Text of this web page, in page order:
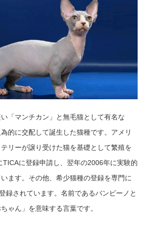
「マンチカン」と無毛猫として有名な
為的に交配して誕生した猫種です。アメリ
リーが譲り受けた猫を基礎として繁殖を
に登録申請し、翌年の2006年に実験的
ます。その他、希少猫種の登録を専門に
録されています。名前であるバンビーノと
ゃん」を意味する言葉です。